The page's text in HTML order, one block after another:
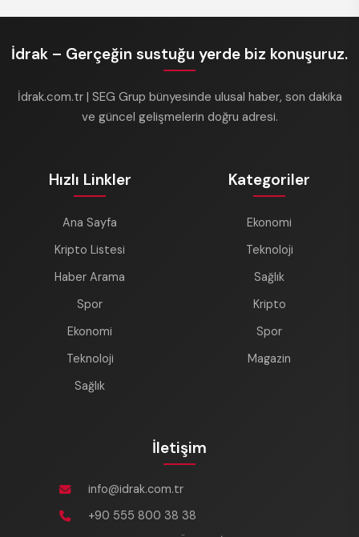
İdrak – Gerçeğin sustuğu yerde biz konuşuruz.
İdrak.com.tr | SEG Grup bünyesinde ulusal haber, son dakika
ve güncel gelişmelerin doğru adresi.
Hızlı Linkler
Ana Sayfa
Kripto Listesi
Haber Arama
Spor
Ekonomi
Teknoloji
Sağlık
Kategoriler
Ekonomi
Teknoloji
Sağlık
Kripto
Spor
Magazin
İletişim
info@idrak.com.tr
+90 555 800 38 38